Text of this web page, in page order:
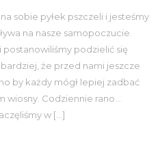
sobie pyłek pszczeli i jesteśmy
na nasze samopoczucie.
podzielić się
że przed nami jeszcze
by każdy mógł lepiej zadbać
Codziennie rano…
w […]